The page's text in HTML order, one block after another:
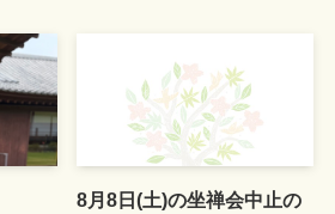
8月8日(土)の坐禅会中止の